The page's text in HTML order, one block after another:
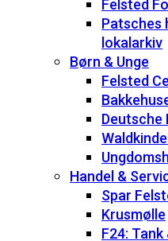
Felsted
Patsches
lokalarkiv
Børn & Unge
Felsted
Deutsche
Handel &
Spar
Krusmølle
F24: